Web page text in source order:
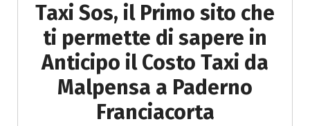
Taxi Sos, il Primo sito che
ti permette di sapere in
Anticipo il Costo Taxi da
Malpensa a Paderno
Franciacorta